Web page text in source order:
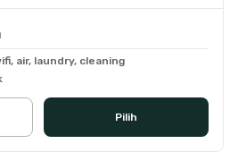
air, laundry, cleaning
Pilih